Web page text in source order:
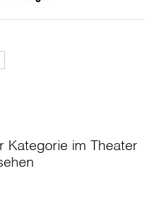
Kategorie im Theater